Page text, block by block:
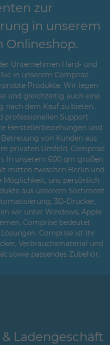
zur
in unserem
Onlineshop.
Unternehmen Hard- und
in unserem Comprise
Produkte. Wir legen
und gleichzeitig auch eine
nach dem Kauf zu bieten.
professionellen Support
Herstellerbeziehungen und
von Kunden aus
privaten Umfeld. Comprise
In unserem 600 qm großen
mitten zwischen Berlin und
Möglichkeit, uns persönlich
aus unserem Sortiment
3D-Drucker,
wir unter Windows, Apple
Comprise bedeutet
Comprise ist Ihr
Verbrauchsmaterial und
sowie passendes Zubehör.
Ladengeschäft